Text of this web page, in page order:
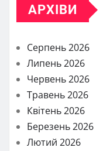
АРХІВИ
Серпень 2026
Липень 2026
Червень 2026
Травень 2026
Квітень 2026
Березень 2026
Лютий 2026